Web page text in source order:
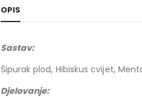
OPIS
Sastav:
Šipurak plod, Hibiskus cvijet,
Djelovanje: